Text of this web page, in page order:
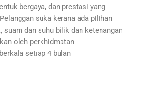
bergaya, dan prestasi yang
suka kerana ada pilihan
suam dan suhu bilik dan ketenangan
oleh perkhidmatan
setiap 4 bulan